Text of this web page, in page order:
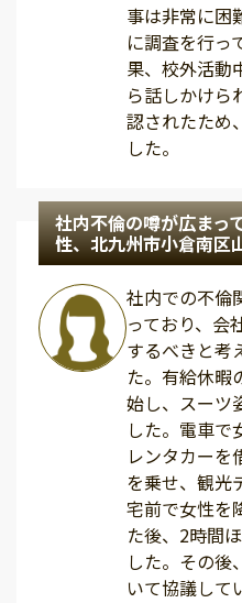
事は非常に困
に調査を行っ
果、校外活動
ら話しかけら
認されたため
した。
社内不倫の噂が広まっ
性、北九州市小倉南区
社内での不倫
っており、会
するべきと考
た。有給休暇
始し、スーツ
した。電車で
レンタカーを
を乗せ、観光
宅前で女性を
た後、2時間
した。その後
いて協議して